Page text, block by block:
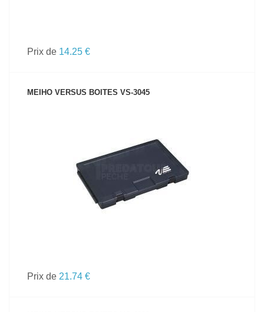
Prix de 14.25 €
MEIHO VERSUS BOITES VS-3045
VOIR LE PRODUIT
Prix de 21.74 €